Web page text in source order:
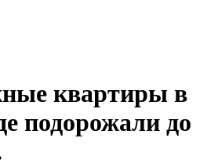
квартиры в
подорожали до